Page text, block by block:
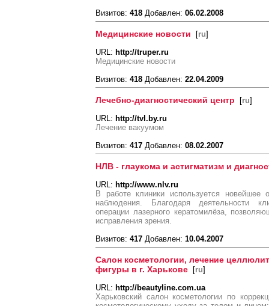
Визитов: 418 Добавлен: 06.02.2008
Медицинские новости [ru]
URL: http://truper.ru
Медицинские новости
Визитов: 418 Добавлен: 22.04.2009
Лечебно-диагностический центр [ru]
URL: http://tvl.by.ru
Лечение вакуумом
Визитов: 417 Добавлен: 08.02.2007
НЛВ - глаукома и астигматизм и
URL: http://www.nlv.ru
В работе клиники используется новейшее
наблюдения. Благодаря деятельности
операции лазерного кератомилёза,
исправления зрения.
Визитов: 417 Добавлен: 10.04.2007
Салон косметологии, лечение
фигуры в г. Харькове [ru]
URL: http://beautyline.com.ua
Харьковский салон косметологии по